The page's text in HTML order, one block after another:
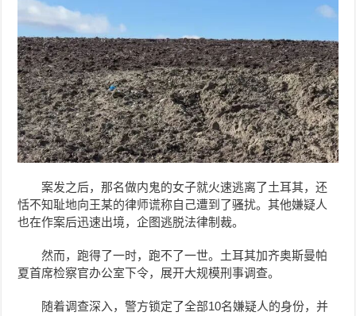
案发之后，那名做内鬼的女子就火速逃离了土耳其，还
恬不知耻地向王某的律师谎称自己遭到了骚扰。其他嫌疑人
也在作案后迅速出境，企图逃脱法律制裁。
然而，跑得了一时，跑不了一世。土耳其加齐奥斯曼帕
夏首席检察官办公室下令，展开大规模刑事调查。
随着调查深入，警方锁定了全部10名嫌疑人的身份，并